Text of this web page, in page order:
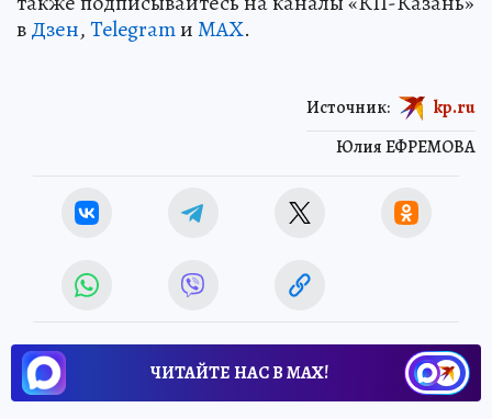
вДзен,TelegramиMAX.
Юлия ЕФРЕМОВА
Источник: kp.ru
ЧИТАЙТЕ НАС В МАХ!